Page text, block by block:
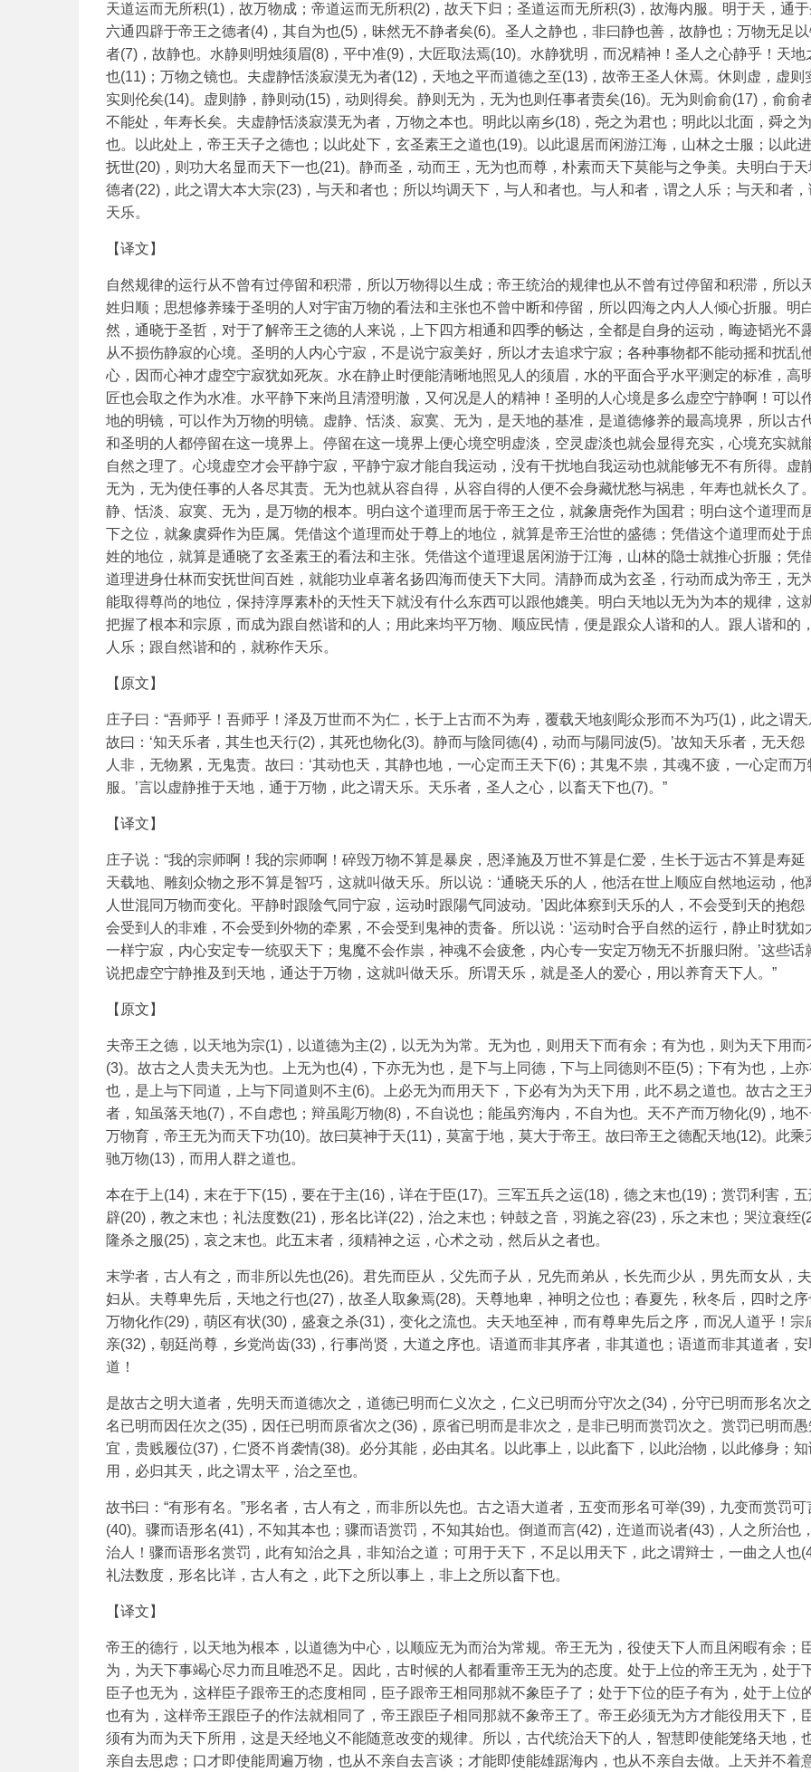
天道运而无所积(1)，故万物成；帝道运而无所积(2)，故天下归；圣道运而无所积(3)，故海内服。明于天，通于
六通四辟于帝王之德者(4)，其自为也(5)，昧然无不静者矣(6)。圣人之静也，非曰静也善，故静也；万物无足
者(7)，故静也。水静则明烛须眉(8)，平中准(9)，大匠取法焉(10)。水静犹明，而况精神！圣人之心静乎！天地
也(11)；万物之镜也。夫虚静恬淡寂漠无为者(12)，天地之平而道德之至(13)，故帝王圣人休焉。休则虚，虚则
实则伦矣(14)。虚则静，静则动(15)，动则得矣。静则无为，无为也则任事者责矣(16)。无为则俞俞(17)，俞俞
不能处，年寿长矣。夫虚静恬淡寂漠无为者，万物之本也。明此以南乡(18)，尧之为君也；明此以北面，舜之
也。以此处上，帝王天子之德也；以此处下，玄圣素王之道也(19)。以此退居而闲游江海，山林之士服；以此
抚世(20)，则功大名显而天下一也(21)。静而圣，动而王，无为也而尊，朴素而天下莫能与之争美。夫明白于天
德者(22)，此之谓大本大宗(23)，与天和者也；所以均调天下，与人和者也。与人和者，谓之人乐；与天和者，
天乐。
【译文】
自然规律的运行从不曾有过停留和积滞，所以万物得以生成；帝王统治的规律也从不曾有过停留和积滞，所以
姓归顺；思想修养臻于圣明的人对宇宙万物的看法和主张也不曾中断和停留，所以四海之内人人倾心折服。明
然，通晓于圣哲，对于了解帝王之德的人来说，上下四方相通和四季的畅达，全都是自身的运动，晦迹韬光不
从不损伤静寂的心境。圣明的人内心宁寂，不是说宁寂美好，所以才去追求宁寂；各种事物都不能动摇和扰乱
心，因而心神才虚空宁寂犹如死灰。水在静止时便能清晰地照见人的须眉，水的平面合乎水平测定的标准，高
匠也会取之作为水准。水平静下来尚且清澄明澈，又何况是人的精神！圣明的人心境是多么虚空宁静啊！可以
地的明镜，可以作为万物的明镜。虚静、恬淡、寂寞、无为，是天地的基准，是道德修养的最高境界，所以古
和圣明的人都停留在这一境界上。停留在这一境界上便心境空明虚淡，空灵虚淡也就会显得充实，心境充实就
自然之理了。心境虚空才会平静宁寂，平静宁寂才能自我运动，没有干扰地自我运动也就能够无不有所得。虚
无为，无为使任事的人各尽其责。无为也就从容自得，从容自得的人便不会身藏忧愁与祸患，年寿也就长久了
静、恬淡、寂寞、无为，是万物的根本。明白这个道理而居于帝王之位，就象唐尧作为国君；明白这个道理而
下之位，就象虞舜作为臣属。凭借这个道理而处于尊上的地位，就算是帝王治世的盛德；凭借这个道理而处于
姓的地位，就算是通晓了玄圣素王的看法和主张。凭借这个道理退居闲游于江海，山林的隐士就推心折服；凭
道理进身仕林而安抚世间百姓，就能功业卓著名扬四海而使天下大同。清静而成为玄圣，行动而成为帝王，无
能取得尊尚的地位，保持淳厚素朴的天性天下就没有什么东西可以跟他媲美。明白天地以无为为本的规律，这
把握了根本和宗原，而成为跟自然谐和的人；用此来均平万物、顺应民情，便是跟众人谐和的人。跟人谐和的
人乐；跟自然谐和的，就称作天乐。
【原文】
庄子曰：“吾师乎！吾师乎！泽及万世而不为仁，长于上古而不为寿，覆载天地刻彫众形而不为巧(1)，此之谓天
故曰：‘知天乐者，其生也天行(2)，其死也物化(3)。静而与陰同德(4)，动而与陽同波(5)。’故知天乐者，无天怨
人非，无物累，无鬼责。故曰：‘其动也天，其静也地，一心定而王天下(6)；其鬼不祟，其魂不疲，一心定而万
服。’言以虚静推于天地，通于万物，此之谓天乐。天乐者，圣人之心，以畜天下也(7)。”
【译文】
庄子说：“我的宗师啊！我的宗师啊！碎毁万物不算是暴戾，恩泽施及万世不算是仁爱，生长于远古不算是寿延
天载地、雕刻众物之形不算是智巧，这就叫做天乐。所以说：‘通晓天乐的人，他活在世上顺应自然地运动，他
人世混同万物而变化。平静时跟陰气同宁寂，运动时跟陽气同波动。’因此体察到天乐的人，不会受到天的抱怨
会受到人的非难，不会受到外物的牵累，不会受到鬼神的责备。所以说：‘运动时合乎自然的运行，静止时犹如
一样宁寂，内心安定专一统驭天下；鬼魔不会作祟，神魂不会疲惫，内心专一安定万物无不折服归附。’这些话
说把虚空宁静推及到天地，通达于万物，这就叫做天乐。所谓天乐，就是圣人的爱心，用以养育天下人。”
【原文】
夫帝王之德，以天地为宗(1)，以道德为主(2)，以无为为常。无为也，则用天下而有余；有为也，则为天下用而
(3)。故古之人贵夫无为也。上无为也(4)，下亦无为也，是下与上同德，下与上同德则不臣(5)；下有为也，上
也，是上与下同道，上与下同道则不主(6)。上必无为而用天下，下必有为为天下用，此不易之道也。故古之王
者，知虽落天地(7)，不自虑也；辩虽彫万物(8)，不自说也；能虽穷海内，不自为也。天不产而万物化(9)，地
万物育，帝王无为而天下功(10)。故曰莫神于天(11)，莫富于地，莫大于帝王。故曰帝王之德配天地(12)。此乘
驰万物(13)，而用人群之道也。
本在于上(14)，末在于下(15)，要在于主(16)，详在于臣(17)。三军五兵之运(18)，德之末也(19)；赏罚利害，五
辟(20)，教之末也；礼法度数(21)，形名比详(22)，治之末也；钟鼓之音，羽旄之容(23)，乐之末也；哭泣衰绖
隆杀之服(25)，哀之末也。此五末者，须精神之运，心术之动，然后从之者也。
末学者，古人有之，而非所以先也(26)。君先而臣从，父先而子从，兄先而弟从，长先而少从，男先而女从，
妇从。夫尊卑先后，天地之行也(27)，故圣人取象焉(28)。天尊地卑，神明之位也；春夏先，秋冬后，四时之序
万物化作(29)，萌区有状(30)，盛衰之杀(31)，变化之流也。夫天地至神，而有尊卑先后之序，而况人道乎！宗
亲(32)，朝廷尚尊，乡党尚齿(33)，行事尚贤，大道之序也。语道而非其序者，非其道也；语道而非其道者，安
道！
是故古之明大道者，先明天而道德次之，道德已明而仁义次之，仁义已明而分守次之(34)，分守已明而形名次
名已明而因任次之(35)，因任已明而原省次之(36)，原省已明而是非次之，是非已明而赏罚次之。赏罚已明而愚
宜，贵贱履位(37)，仁贤不肖袭情(38)。必分其能，必由其名。以此事上，以此畜下，以此治物，以此修身；知
用，必归其天，此之谓太平，治之至也。
故书曰：“有形有名。”形名者，古人有之，而非所以先也。古之语大道者，五变而形名可举(39)，九变而赏罚可
(40)。骤而语形名(41)，不知其本也；骤而语赏罚，不知其始也。倒道而言(42)，迕道而说者(43)，人之所治也
治人！骤而语形名赏罚，此有知治之具，非知治之道；可用于天下，不足以用天下，此之谓辩士，一曲之人也
礼法数度，形名比详，古人有之，此下之所以事上，非上之所以畜下也。
【译文】
帝王的德行，以天地为根本，以道德为中心，以顺应无为而治为常规。帝王无为，役使天下人而且闲暇有余；
为，为天下事竭心尽力而且唯恐不足。因此，古时候的人都看重帝王无为的态度。处于上位的帝王无为，处于
臣子也无为，这样臣子跟帝王的态度相同，臣子跟帝王相同那就不象臣子了；处于下位的臣子有为，处于上位
也有为，这样帝王跟臣子的作法就相同了，帝王跟臣子相同那就不象帝王了。帝王必须无为方才能役用天下，
须有为而为天下所用，这是天经地义不能随意改变的规律。所以，古代统治天下的人，智慧即使能笼络天地，
亲自去思虑；口才即使能周遍万物，也从不亲自去言谈；才能即使能雄踞海内，也从不亲自去做。上天并不着